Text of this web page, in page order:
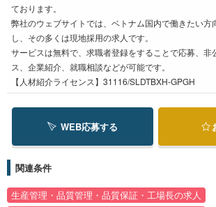
ております。
弊社のウェブサイトでは、ベトナム国内で働きたい方
し、その多くは現地採用の求人です。
サービスは無料で、求職者登録をすることで応募、非
ス、企業紹介、就職相談などが可能です。
【人材紹介ライセンス】31116/SLDTBXH-GPGH
WEB応募する
関連条件
生産管理・品質管理・品質保証・工場長の求人